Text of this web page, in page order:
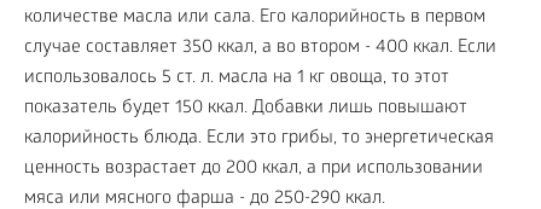
количестве масла или сала. Его калорийность в первом
случае составляет 350 ккал, а во втором - 400 ккал. Если
использовалось 5 ст. л. масла на 1 кг овоща, то этот
показатель будет 150 ккал. Добавки лишь повышают
калорийность блюда. Если это грибы, то энергетическая
ценность возрастает до 200 ккал, а при использовании
мяса или мясного фарша - до 250-290 ккал.